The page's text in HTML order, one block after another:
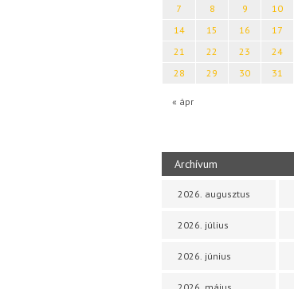
« ápr
7
8 9 10
14
15 16 17
21
22 23 24
28
29 30 31
Archívum
2026. augusztus
2026. július
2026. június